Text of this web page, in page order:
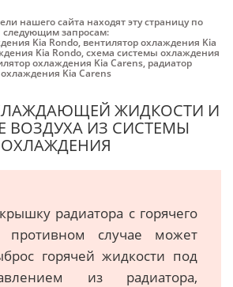
нашего сайта находят эту страницу по
следующим запросам:
Kia Rondo, вентилятор охлаждения Kia
Kia Rondo,схема системы охлаждения
охлаждения Kia Carens, радиатор
охлаждения Kia Carens
ЖИДКОСТИ И
ВОЗДУХА ИЗ СИСТЕМЫ
ОХЛАЖДЕНИЯ
радиатора с горячего
противном случае может
горячей жидкости под
из радиатора,